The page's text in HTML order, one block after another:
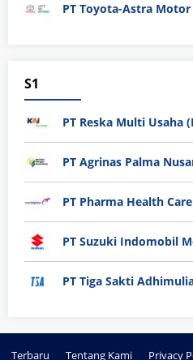
PT Toyota-Astra Motor
S1
PT Reska Multi Usaha
PT Agrinas Palma
PT Pharma Health Care
PT Suzuki Indomobil
PT Tiga Sakti
Terbaru Tentang Kami Privacy